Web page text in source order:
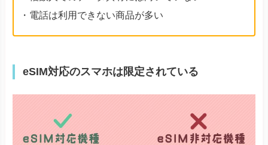
・電話は利用できない商品が多い
eSIM対応のスマホは限定されている